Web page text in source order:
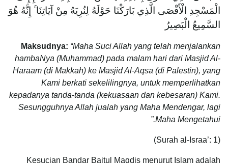
الْمَسْجِدِ الْأَقْصَى الَّذِي بَارَكْنَا حَوْلَهُ لِنُرِيَهُ مِنْ آيَاتِنَا ۚ إِنَّهُ هُوَ
السَّمِيعُ الْبَصِيرُ
Maksudnya: “Maha Suci Allah yang telah menjalankan
hambaNya (Muhammad) pada malam hari dari Masjid Al-
Haraam (di Makkah) ke Masjid Al-Aqsa (di Palestin), yang
Kami berkati sekelilingnya, untuk memperlihatkan
kepadanya tanda-tanda (kekuasaan dan kebesaran) Kami.
Sesungguhnya Allah jualah yang Maha Mendengar, lagi
Maha Mengetahui.”
(Surah al-Israa’: 1)
Kesucian Bandar Baitul Maqdis menurut Islam adalah